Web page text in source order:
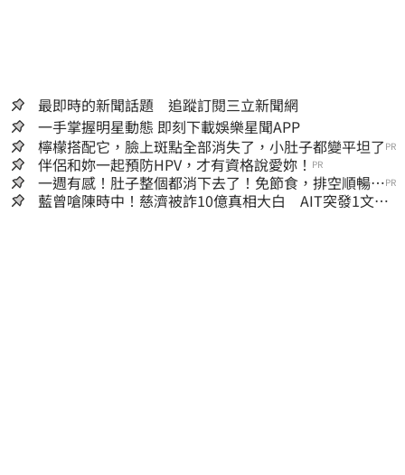
最即時的新聞話題 追蹤訂閱三立新聞網
一手掌握明星動態 即刻下載娛樂星聞APP
檸檬搭配它，臉上斑點全部消失了，小肚子都變平坦了 PR
伴侶和妳一起預防HPV，才有資格說愛妳！ PR
一週有感！肚子整個都消下去了！免節食，排空順暢就
夠
PR
藍曾嗆陳時中！慈濟被詐10億真相大白 AIT突發1文酸